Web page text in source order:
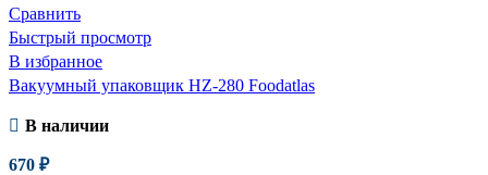
Сравнить
Быстрый просмотр
В избранное
Вакуумный упаковщик HZ-280 Foodatlas
В наличии
670 ₽